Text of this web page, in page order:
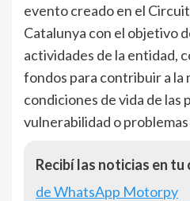
evento creado en el
Catalunya con el objetivo
actividades de la entidad,
fondos para contribuir a la
condiciones de vida de las
vulnerabilidad o
Recibí las noticias en tu
de WhatsApp Motorpy